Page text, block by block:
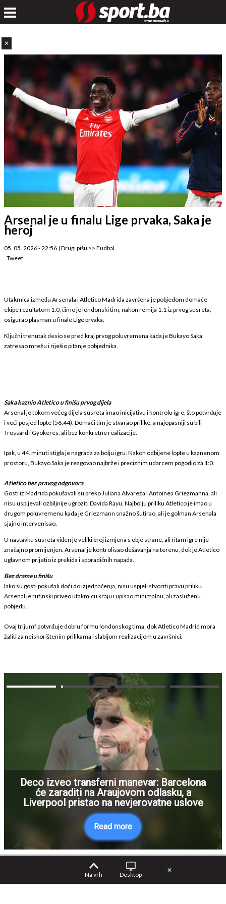
✕
Arsenal je u finalu Lige prvaka, Saka je
heroj
05. 05. 2026 - 22:56 | Drugi pišu >> Fudbal
Tweet
Utakmica između Arsenala i Atletico Madrida završena je pobjedom domaće
ekipe rezultatom 1:0, čime je londonski tim, nakon remija 1:1 iz prvog susreta,
osigurao plasman u finale Lige prvaka.
Ključni trenutak desio se pred kraj prvog poluvremena kada je Bukayo Saka
zatresao mrežu i riješio pitanje pobjednika.
Saka kaznio Atletico u finišu prvog dijela
Arsenal je tokom većeg dijela susreta imao inicijativu i kontrolu igre, što potvrđuje
i veći posjed lopte (56:44). Domaći tim je stvarao prilike, a najopasniji su bili
Trossard i Gyökeres, ali bez konkretne realizacije.
Ipak, u 44. minuti stigla je nagrada za bolju igru. Nakon odbijene lopte u kaznenom
prostoru, Bukayo Saka je reagovao najbrže i preciznim udarcem pogodio za 1:0.
Atletico bez pravog odgovora
Gosti iz Madrida pokušavali su preko Juliana Alvareza i Antoinea Griezmanna, ali
nisu uspijevali ozbiljnije ugroziti Davida Rayu. Najbolju priliku Atletico je imao u
drugom poluvremenu kada je Griezmann snažno šutirao, ali je golman Arsenala
sjajno intervenisao.
U nastavku susreta viđen je veliki broj izmjena s obje strane, ali ritam igre nije
značajno promijenjen. Arsenal je kontrolisao dešavanja na terenu, dok je Atletico
uglavnom prijetio iz prekida i sporadičnih napada.
Bez drame u finišu
Iako su gosti pokušali doći do izjednačenja, nisu uspjeli stvoriti pravu priliku.
Arsenal je rutinski priveo utakmicu kraju i upisao minimalnu, ali zasluženu
pobjedu.
Ovaj trijumf potvrđuje dobru formu londonskog tima, dok Atletico Madrid mora
žaliti za neiskorištenim prilikama i slabijom realizacijom u završnici.
Deco izveo transferni manevar: Barcelona
će zaraditi na Araujovom odlasku, a
Liverpool pristao na nevjerovatne uslove
Read more
Na vrh Desktop
✕